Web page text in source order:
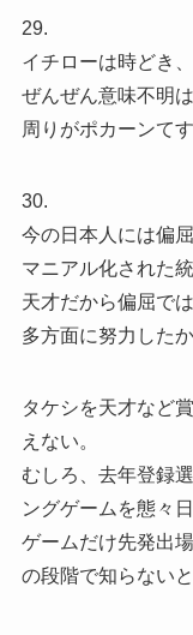
29.
イチローは時どき
ぜんぜん意味不明
周りがポカーンてす
30.
今の日本人には偏
マニアル化された
天才だから偏屈では
多方面に努力した
タケシを天才など
えない。
むしろ、去年登録
ングゲームを態々
ゲームだけ先発出
の段階で知らない